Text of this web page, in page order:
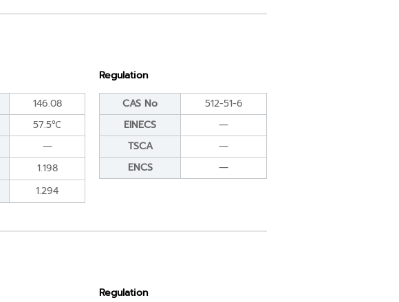
146.08
57.5℃
―
1.198
1.294
Regulation
CAS No
512-51-6
EINECS
―
TSCA
―
ENCS
―
Regulation